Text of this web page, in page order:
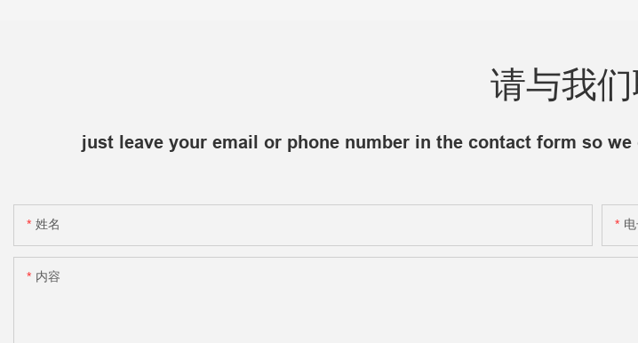
请与我
just leave your email or phone number in the contact form so
姓名
内容